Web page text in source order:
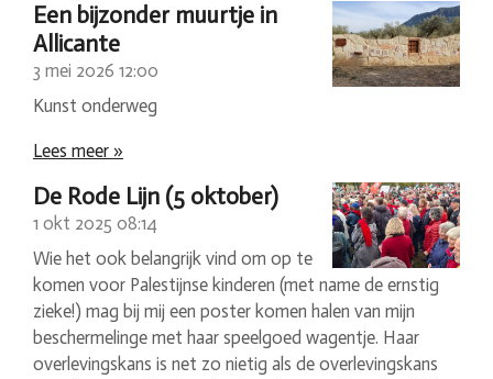
Een bijzonder muurtje in
Allicante
3 mei 2026 12:00
Kunst onderweg
Lees meer »
De Rode Lijn (5 oktober)
1 okt 2025 08:14
Wie het ook belangrijk vind om op te
komen voor Palestijnse kinderen (met name de ernstig
zieke!) mag bij mij een poster komen halen van mijn
beschermelinge met haar speelgoed wagentje. Haar
overlevingskans is net zo nietig als de overlevingskans